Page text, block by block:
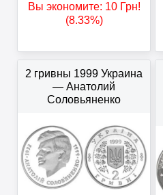
Вы экономите: 10Грн!
(8.33%)
2 гривны 1999 Украина
— Анатолий
Соловьяненко